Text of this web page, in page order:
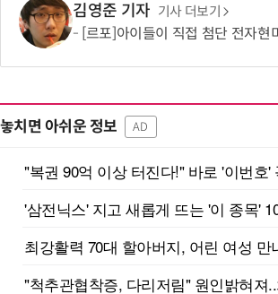
김영준 기자 기사 더보기
[르포]아이들이 직접 첨단 전자현미경 다루며 과학원리 체득...과학체험 제
놓치면 아쉬운 정보 AD